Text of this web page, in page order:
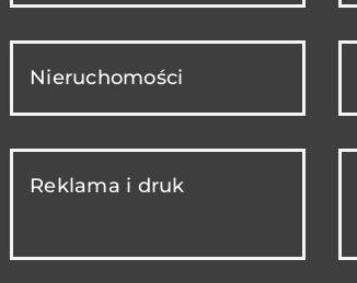
Nieruchomości
Reklama i druk